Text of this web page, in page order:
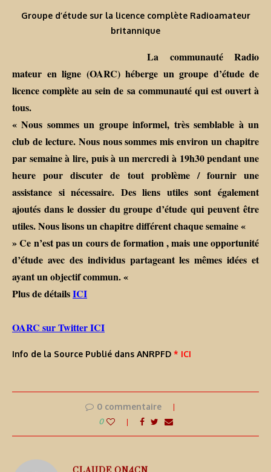
Groupe d’étude sur la licence complète Radioamateur
britannique
La communauté Radio
mateur en ligne (OARC) héberge un groupe d’étude de
licence complète au sein de sa communauté qui est ouvert à
tous.
« Nous sommes un groupe informel, très semblable à un
club de lecture. Nous nous sommes mis environ un chapitre
par semaine à lire, puis à un mercredi à 19h30 pendant une
heure pour discuter de tout problème / fournir une
assistance si nécessaire. Des liens utiles sont également
ajoutés dans le dossier du groupe d’étude qui peuvent être
utiles. Nous lisons un chapitre différent chaque semaine «
» Ce n’est pas un cours de formation , mais une opportunité
d’étude avec des individus partageant les mêmes idées et
ayant un objectif commun. «
Plus de détailsICI
OARC sur Twitter ICI
Info de la Source Publié dans ANRPFD * ICI
0 commentaire
0